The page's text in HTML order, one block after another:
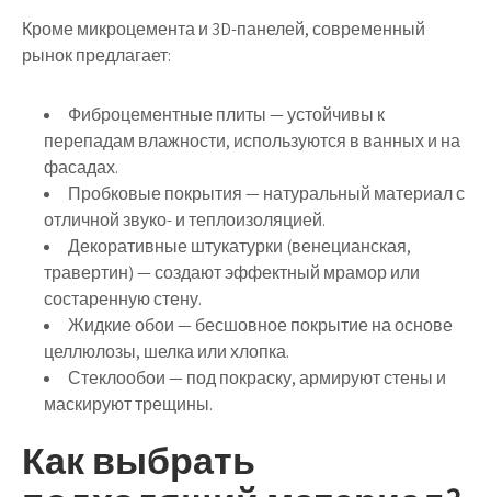
Кроме микроцемента и 3D-панелей, современный
рынок предлагает:
Фиброцементные плиты— устойчивы к
перепадам влажности, используются в ванных и на
фасадах.
Пробковые покрытия— натуральный материал с
отличной звуко- и теплоизоляцией.
Декоративные штукатурки (венецианская,
травертин) — создают эффектный мрамор или
состаренную стену.
Жидкие обои— бесшовное покрытие на основе
целлюлозы, шелка или хлопка.
Стеклообои— под покраску, армируют стены и
маскируют трещины.
Как выбрать